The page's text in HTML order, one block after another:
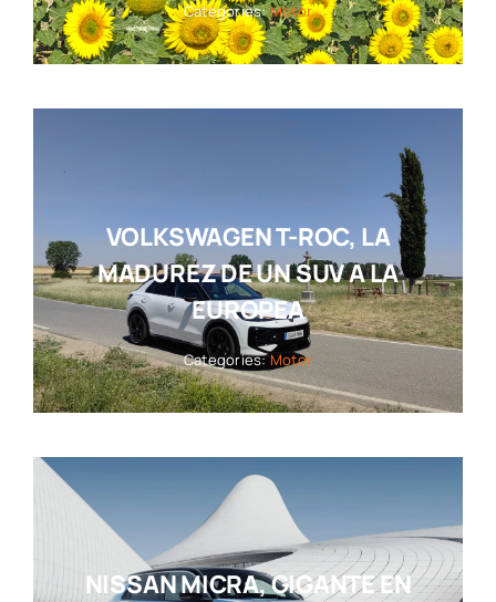
Categories:Motor
VOLKSWAGEN T-ROC, LA
MADUREZ DE UN SUV A LA
EUROPEA
Categories:Motor
NISSAN MICRA, GIGANTE EN